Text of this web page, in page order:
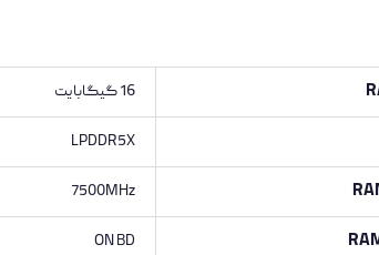
16 گیگابایت
LPDDR5X
7500MHz
ON BD